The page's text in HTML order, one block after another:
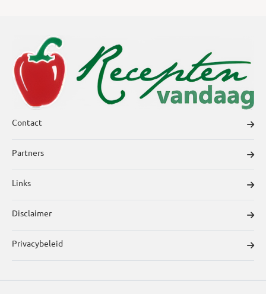
Contact
Partners
Links
Disclaimer
Privacybeleid